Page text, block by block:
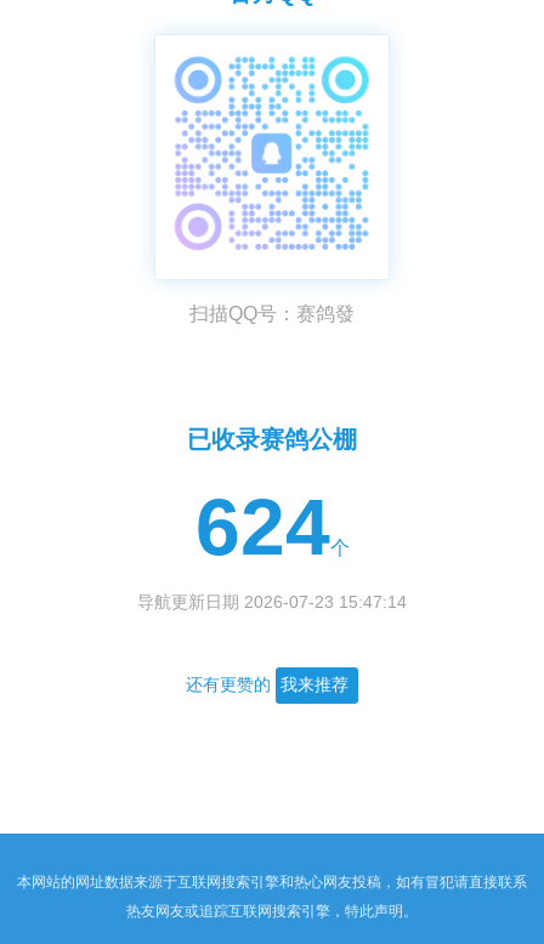
扫描QQ号：赛鸽發
已收录赛鸽公棚
624个
导航更新日期 2026-07-23 15:47:14
还有更赞的 我来推荐
本网站的网址数据来源于互联网搜索引擎和热心网友投稿，如有冒犯请直接联系
热友网友或追踪互联网搜索引擎，特此声明。